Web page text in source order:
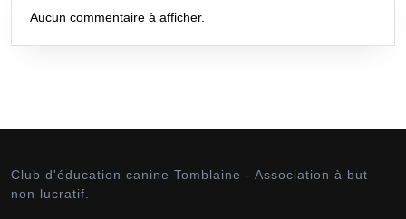
Aucun commentaire à afficher.
Club d'éducation canine Tomblaine - Association à but
non lucratif.